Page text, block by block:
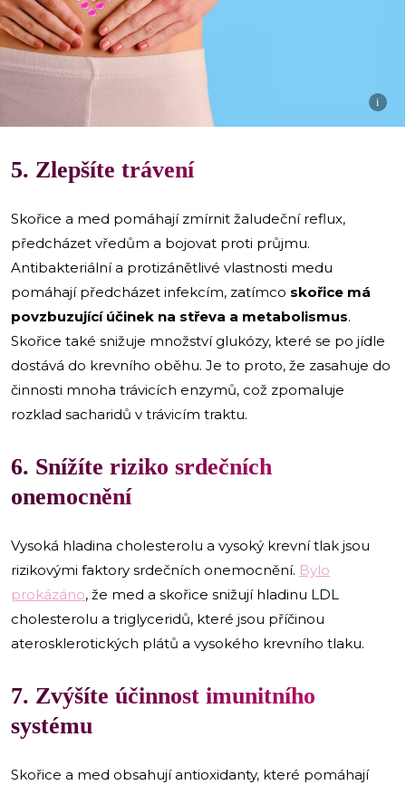
i
5. Zlepšíte trávení
Skořice a med pomáhají zmírnit žaludeční reflux,
předcházet vředům a bojovat proti průjmu.
Antibakteriální a protizánětlivé vlastnosti medu
pomáhají předcházet infekcím, zatímco skořice má
povzbuzující účinek na střeva a metabolismus.
Skořice také snižuje množství glukózy, které se po jídle
dostává do krevního oběhu. Je to proto, že zasahuje do
činnosti mnoha trávicích enzymů, což zpomaluje
rozklad sacharidů v trávicím traktu.
6. Snížíte riziko srdečních
onemocnění
Vysoká hladina cholesterolu a vysoký krevní tlak jsou
rizikovými faktory srdečních onemocnění. Bylo
prokázáno, že med a skořice snižují hladinu LDL
cholesterolu a triglyceridů, které jsou příčinou
aterosklerotických plátů a vysokého krevního tlaku.
7. Zvýšíte účinnost imunitního
systému
Skořice a med obsahují antioxidanty, které pomáhají